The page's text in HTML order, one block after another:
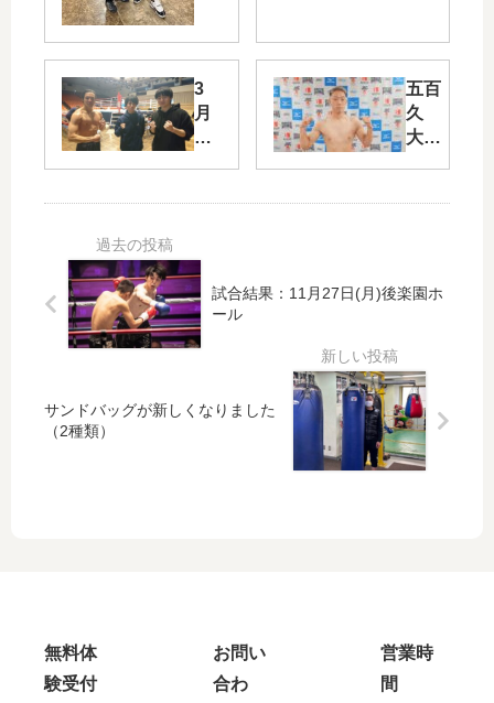
3
月
22
ロ
ス
ト
五百
久
大選
試合結果：11月27日(月)後楽園ホ
ール
サンドバッグが新しくなりました
（2種類）
無料体
験受付
お問い
合わ
営業時
間